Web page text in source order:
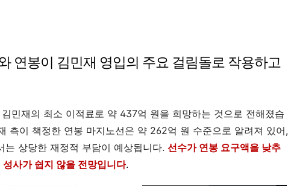
연봉이 김민재 영입의 주요 걸림돌로 작용하고
민재의 최소 이적료로 약 437억 원을 희망하는 것으로 전해졌습
측이 책정한 연봉 마지노선은 약 262억 원 수준으로 알려져 있어,
는 상당한 재정적 부담이 예상됩니다. 선수가 연봉 요구액을 낮추
사가 쉽지 않을 전망입니다.